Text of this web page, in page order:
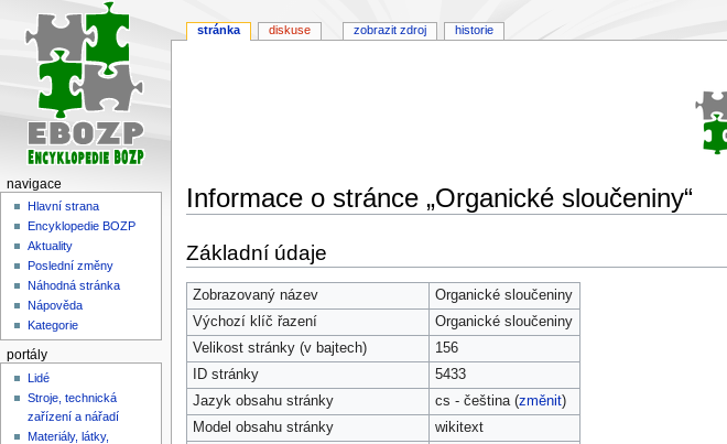
Informace o stránce „Organické sloučeniny“
na
navigaci
na
vyhledávání
Základní údaje
Zobrazovaný název
Organické sloučeniny
Výchozí klíč řazení
Organické sloučeniny
Velikost stránky (v bajtech)
156
ID stránky
5433
Jazyk obsahu stránky
cs - čeština (změnit)
Model obsahu stránky
wikitext
stránka diskuse zobrazit zdroj historie
navigace
Hlavní strana
Encyklopedie BOZP
Aktuality
Poslední změny
Náhodná stránka
Nápověda
Kategorie
portály
Lidé
Stroje, technická
zařízení a nářadí
Materiály, látky,